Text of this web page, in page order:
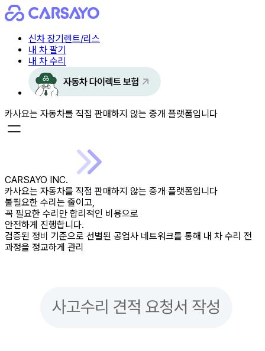
신차 장기렌트/리스
내 차 팔기
내 차 수리
카사요는 자동차를 직접 판매하지 않는 중개 플랫폼입니다
CARSAYO INC.
카사요는 자동차를 직접 판매하지 않는 중개 플랫폼입니다
불필요한 수리는 줄이고,
꼭 필요한 수리만 합리적인 비용으로
안전하게 진행합니다.
검증된 정비 기준으로 선별된 공업사 네트워크를 통해 내 차 수리 전
과정을 정교하게 관리